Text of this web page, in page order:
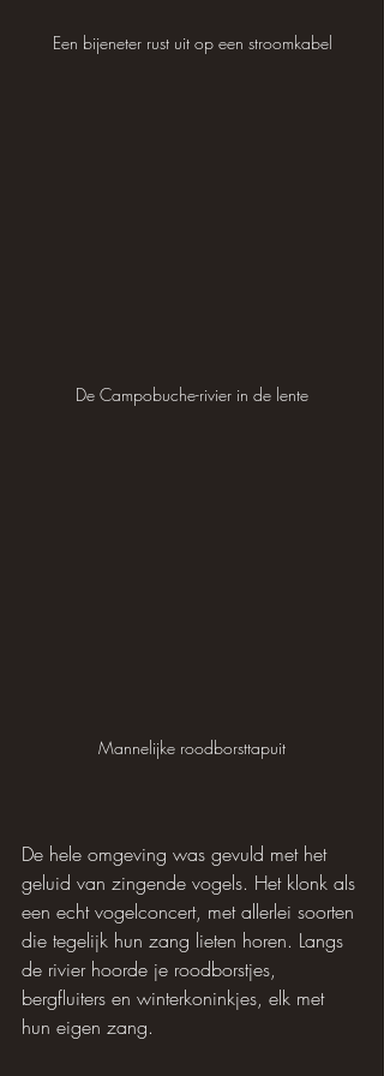
Een bijeneter rust uit op een stroomkabel
De Campobuche-rivier in de lente
Mannelijke roodborsttapuit
De hele omgeving was gevuld met het
geluid van zingende vogels. Het klonk als
een echt vogelconcert, met allerlei soorten
die tegelijk hun zang lieten horen. Langs
de rivier hoorde je roodborstjes,
bergfluiters en winterkoninkjes, elk met
hun eigen zang.